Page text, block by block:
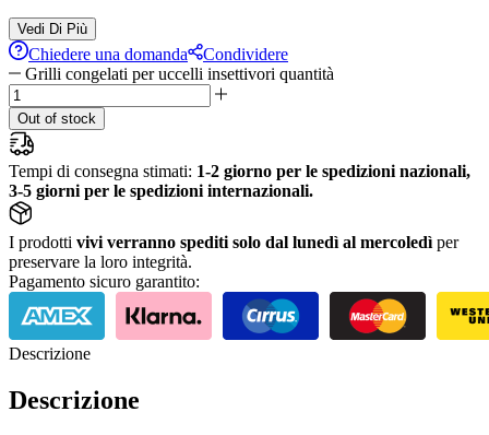
Vedi Di Più
Chiedere una domanda
Condividere
Grilli congelati per uccelli insettivori quantità
Out of stock
Tempi di consegna stimati: 1-2 giorno per le spedizioni nazionali,
3-5 giorni per le spedizioni internazionali.
I prodotti vivi verranno spediti solo dal lunedì al mercoledì per
preservare la loro integrità.
Pagamento sicuro garantito:
Descrizione
Descrizione